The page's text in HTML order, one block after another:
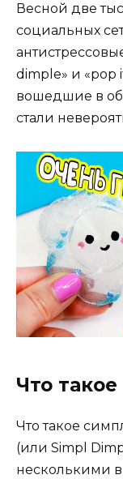
Весной две
социальных
dimple» и «pop
вошедшие в
стали
Что
Что такое
(или Simpl
несколькими